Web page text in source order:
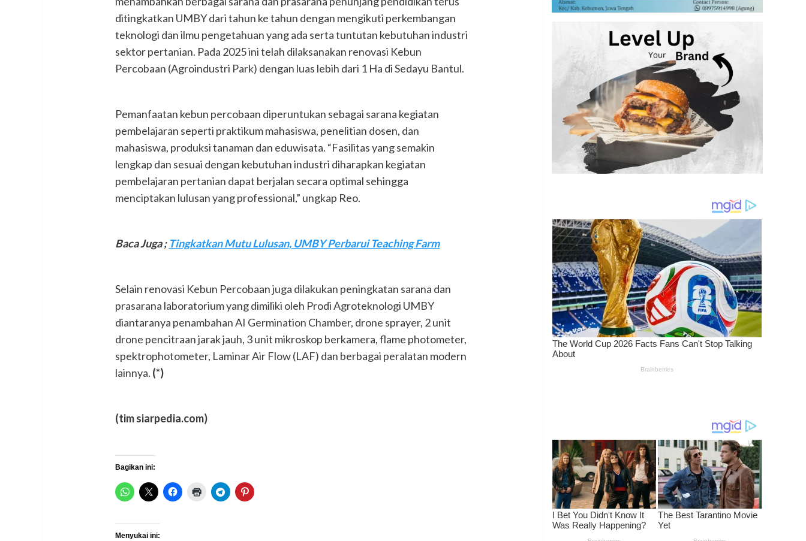
ditingkatkan UMBY dari tahun ke tahun dengan mengikuti perkembangan
teknologi dan ilmu pengetahuan yang ada serta tuntutan kebutuhan industri
sektor pertanian. Pada 2025 ini telah dilaksanakan renovasi Kebun
Percobaan (Agroindustri Park) dengan luas lebih dari 1 Ha di Sedayu Bantul.
Pemanfaatan kebun percobaan diperuntukan sebagai sarana kegiatan
pembelajaran seperti praktikum mahasiswa, penelitian dosen, dan
mahasiswa, produksi tanaman dan eduwisata. “Fasilitas yang semakin
lengkap dan sesuai dengan kebutuhan industri diharapkan kegiatan
pembelajaran pertanian dapat berjalan secara optimal sehingga
menciptakan lulusan yang professional,” ungkap Reo.
Baca Juga ; Tingkatkan Mutu Lulusan, UMBY Perbarui Teaching Farm
Selain renovasi Kebun Percobaan juga dilakukan peningkatan sarana dan
prasarana laboratorium yang dimiliki oleh Prodi Agroteknologi UMBY
diantaranya penambahan AI Germination Chamber, drone sprayer, 2 unit
drone pencitraan jarak jauh, 3 unit mikroskop berkamera, flame photometer,
spektrophotometer, Laminar Air Flow (LAF) dan berbagai peralatan modern
lainnya. (*)
(tim siarpedia.com)
Bagikan ini:
Menyukai ini: